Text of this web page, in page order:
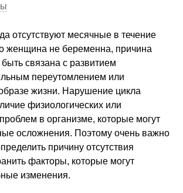
отсутствуют месячные в течение
женщина не беременна, причина
связана с развитием
переутомлением или
жизни. Нарушение цикла
физиологических или
в организме, которые могут
осложнения. Поэтому очень важно
причину отсутствия
факторы, которые могут
изменения.